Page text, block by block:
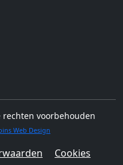
rechten voorbehouden
Web Design
Cookies